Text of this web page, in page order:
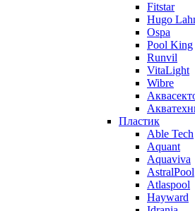
Fitstar
Hugo
Ospa
Pool King
Runvil
VitaLight
Wibre
Пластик
Able Tech
Aquant
Aquaviva
AstralPool
Atlaspool
Hayward